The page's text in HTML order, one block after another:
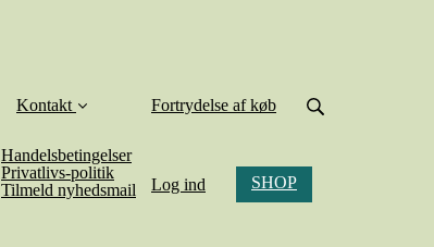
Kontakt
Handelsbetingelser
Privatlivs-politik
Tilmeld nyhedsmail
Fortrydelse af køb
Log ind SHOP